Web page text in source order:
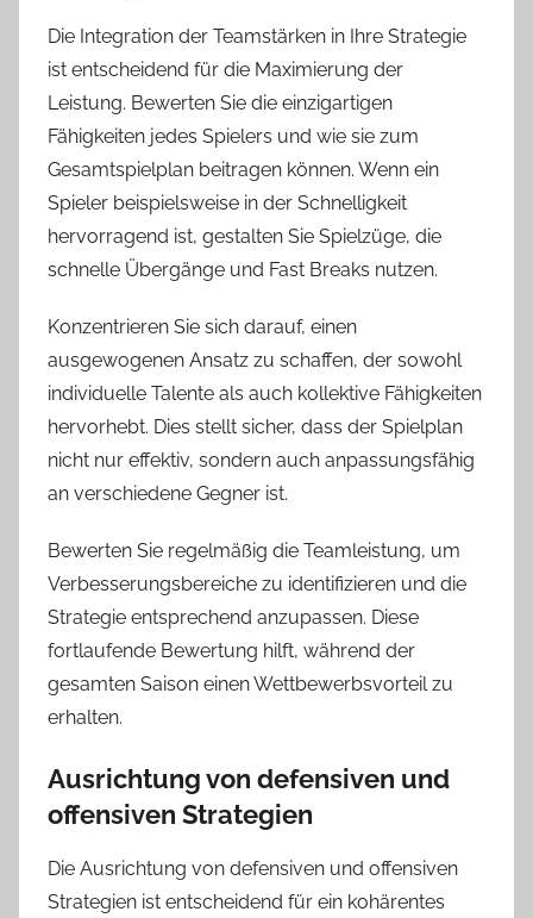
Die Integration der Teamstärken in Ihre Strategie
ist entscheidend für die Maximierung der
Leistung. Bewerten Sie die einzigartigen
Fähigkeiten jedes Spielers und wie sie zum
Gesamtspielplan beitragen können. Wenn ein
Spieler beispielsweise in der Schnelligkeit
hervorragend ist, gestalten Sie Spielzüge, die
schnelle Übergänge und Fast Breaks nutzen.
Konzentrieren Sie sich darauf, einen
ausgewogenen Ansatz zu schaffen, der sowohl
individuelle Talente als auch kollektive Fähigkeiten
hervorhebt. Dies stellt sicher, dass der Spielplan
nicht nur effektiv, sondern auch anpassungsfähig
an verschiedene Gegner ist.
Bewerten Sie regelmäßig die Teamleistung, um
Verbesserungsbereiche zu identifizieren und die
Strategie entsprechend anzupassen. Diese
fortlaufende Bewertung hilft, während der
gesamten Saison einen Wettbewerbsvorteil zu
erhalten.
Ausrichtung von defensiven und
offensiven Strategien
Die Ausrichtung von defensiven und offensiven
Strategien ist entscheidend für ein kohärentes